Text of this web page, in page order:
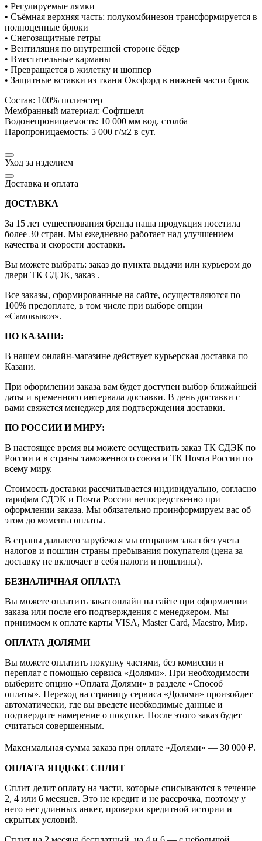
• Регулируемые лямки
• Съёмная верхняя часть: полукомбинезон трансформируется в
полноценные брюки
• Снегозащитные гетры
• Вентиляция по внутренней стороне бёдер
• Вместительные карманы
• Превращается в жилетку и шоппер
• Защитные вставки из ткани Оксфорд в нижней части брюк
Состав: 100% полиэстер
Мембранный материал: Софтшелл
Водонепроницаемость: 10 000 мм вод. столба
Паропроницаемость: 5 000 г/м2 в сут.
Уход за изделием
Доставка и оплата
ДОСТАВКА
За 15 лет существования бренда наша продукция посетила
более 30 стран. Мы ежедневно работает над улучшением
качества и скорости доставки.
Вы можете выбрать: заказ до пункта выдачи или курьером до
двери ТК СДЭК, заказ .
Все заказы, сформированные на сайте, осуществляются по
100% предоплате, в том числе при выборе опции
«Самовывоз».
ПО КАЗАНИ:
В нашем онлайн-магазине действует курьерская доставка по
Казани.
При оформлении заказа вам будет доступен выбор ближайшей
даты и временного интервала доставки. В день доставки с
вами свяжется менеджер для подтверждения доставки.
ПО РОССИИ И МИРУ:
В настоящее время вы можете осуществить заказ ТК СДЭК по
России и в страны таможенного союза и ТК Почта России по
всему миру.
Стоимость доставки рассчитывается индивидуально, согласно
тарифам СДЭК и Почта России непосредственно при
оформлении заказа. Мы обязательно проинформируем вас об
этом до момента оплаты.
В страны дальнего зарубежья мы отправим заказ без учета
налогов и пошлин страны пребывания покупателя (цена за
доставку не включает в себя налоги и пошлины).
БЕЗНАЛИЧНАЯ ОПЛАТА
Вы можете оплатить заказ онлайн на сайте при оформлении
заказа или после его подтверждения с менеджером. Мы
принимаем к оплате карты VISA, Master Card, Maestro, Мир.
ОПЛАТА ДОЛЯМИ
Вы можете оплатить покупку частями, без комиссии и
переплат с помощью сервиса «Долями». При необходимости
выберите опцию «Оплата Долями» в разделе «Способ
оплаты». Переход на страницу сервиса «Долями» произойдет
автоматически, где вы введете необходимые данные и
подтвердите намерение о покупке. После этого заказ будет
считаться совершенным.
Максимальная сумма заказа при оплате «Долями» — 30 000 ₽.
ОПЛАТА ЯНДЕКС СПЛИТ
Сплит делит оплату на части, которые списываются в течение
2, 4 или 6 месяцев. Это не кредит и не рассрочка, поэтому у
него нет длинных анкет, проверки кредитной истории и
скрытых условий.